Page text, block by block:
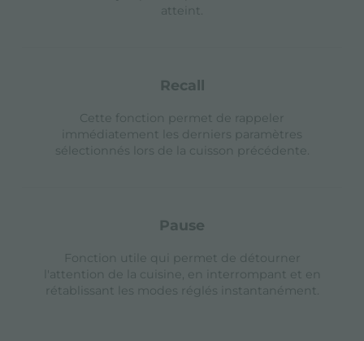
atteint.
recall
Cette fonction permet de rappeler
immédiatement les derniers paramètres
sélectionnés lors de la cuisson précédente.
pause
Fonction utile qui permet de détourner
l'attention de la cuisine, en interrompant et en
rétablissant les modes réglés instantanément.